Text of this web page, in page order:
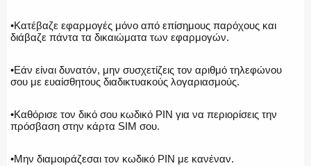
•Κατέβαζε εφαρμογές μόνο από επίσημους παρόχους και
διάβαζε πάντα τα δικαιώματα των εφαρμογών.
•Εάν είναι δυνατόν, μην συσχετίζεις τον αριθμό τηλεφώνου
σου με ευαίσθητους διαδικτυακούς λογαριασμούς.
•Καθόρισε τον δικό σου κωδικό PIN για να περιορίσεις την
πρόσβαση στην κάρτα SIM σου.
•Μην διαμοιράζεσαι τον κωδικό PIN με κανέναν.